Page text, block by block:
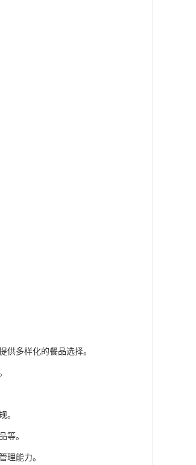
供多样化的餐品选择。
。
等。
理能力。